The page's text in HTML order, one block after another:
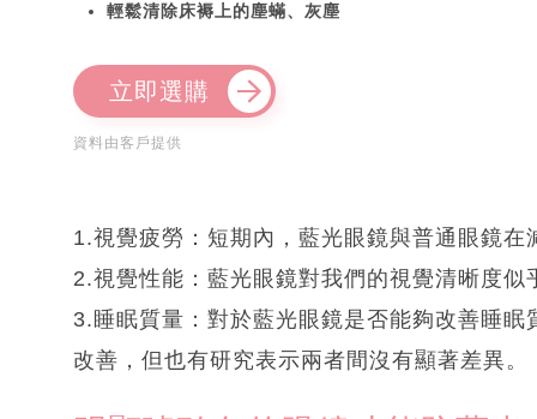
輕鬆清除床褥上的塵蟎、灰塵
立即選購
資料由客戶提供
1.視覺疲勞：短期內，藍光眼鏡與普通眼鏡
2.視覺性能：藍光眼鏡對我們的視覺清晰度似
3.睡眠質量：對於藍光眼鏡是否能夠改善睡
改善，但也有研究表示兩者間沒有顯著差異。